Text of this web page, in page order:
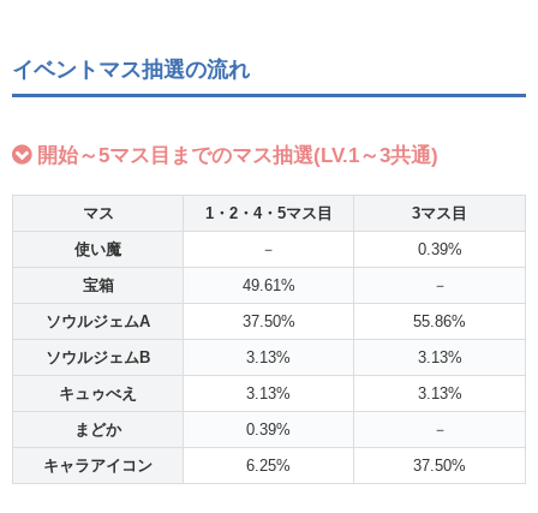
イベントマス抽選の流れ
開始～5マス目までのマス抽選(LV.1～3共通)
マス 1・2・4・5マス目
3マス目
使い魔
－
0.39%
宝箱
49.61%
－
ソウルジェムA
37.50%
55.86%
ソウルジェムB
3.13%
3.13%
キュゥべえ
3.13%
3.13%
まどか
0.39%
－
キャラアイコン
6.25% 37.50%